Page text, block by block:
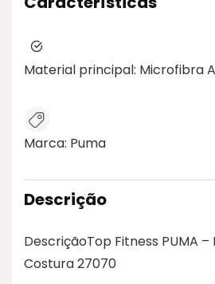
Material principal: Microfibra
Marca: Puma
Descrição
DescriçãoTop Fitness PUMA
Costura 27070